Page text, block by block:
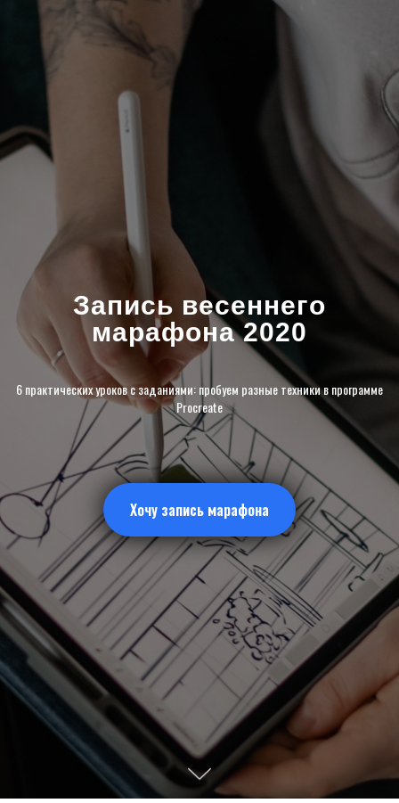
Запись весеннего
марафона 2020
6 практических уроков с заданиями: пробуем разные техники в программе
Procreate
Хочу запись марафона